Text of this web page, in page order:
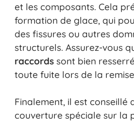
et les composants. Cela
formation de glace, qui
des fissures ou autres
structurels. Assurez-vous
raccords sont bien
toute fuite lors de la
Finalement, il est conseillé
couverture spéciale sur la